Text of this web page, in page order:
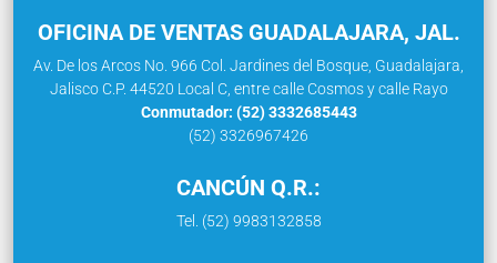
OFICINA DE VENTAS GUADALAJARA, JAL.
Av. De los Arcos No. 966 Col. Jardines del Bosque, Guadalajara,
Jalisco C.P. 44520 Local C, entre calle Cosmos y calle Rayo
Conmutador: (52) 3332685443
(52) 3326967426
CANCÚN Q.R.:
Tel. (52) 9983132858